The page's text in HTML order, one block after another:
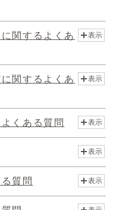
関するよくあ
表示
関するよくあ
表示
くある質問 表示
表示
質問 表示